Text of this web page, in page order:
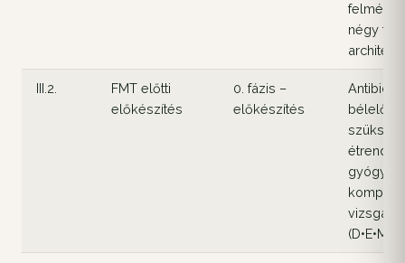
négy
III.2.
FMT előtti
előkészítés
0. fázis –
előkészítés
étrendi